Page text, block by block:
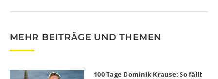
MEHR BEITRÄGE UND THEMEN
100 Tage Dominik Krause: So fällt